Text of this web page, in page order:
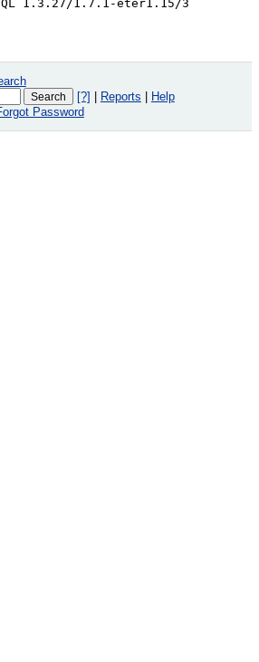
1.3.27/1.7.1-eter1.15/3
[?] Reports
Help
Password